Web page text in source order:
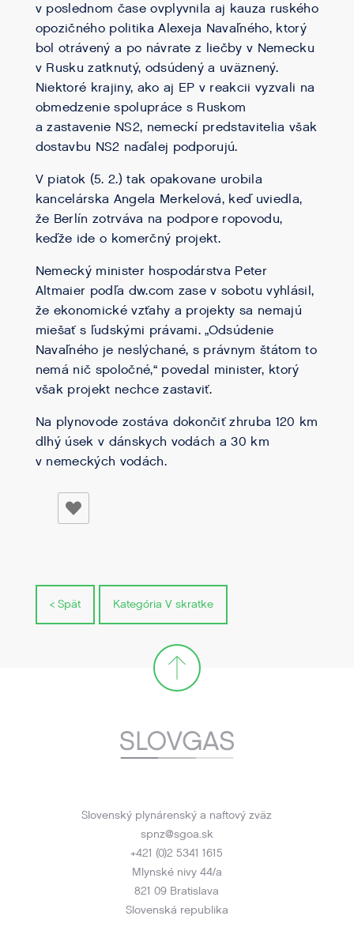
v poslednom čase ovplyvnila aj kauza ruského
opozičného politika Alexeja Navaľného, ktorý
bol otrávený a po návrate z liečby v Nemecku
v Rusku zatknutý, odsúdený a uväznený.
Niektoré krajiny, ako aj EP v reakcii vyzvali na
obmedzenie spolupráce s Ruskom
a zastavenie NS2, nemeckí predstavitelia však
dostavbu NS2 naďalej podporujú.
V piatok (5. 2.) tak opakovane urobila
kancelárska Angela Merkelová, keď uviedla,
že Berlín zotrváva na podpore ropovodu,
keďže ide o komerčný projekt.
Nemecký minister hospodárstva Peter
Altmaier podľa dw.com zase v sobotu vyhlásil,
že ekonomické vzťahy a projekty sa nemajú
miešať s ľudskými právami. „Odsúdenie
Navaľného je neslýchané, s právnym štátom to
nemá nič spoločné,“ povedal minister, ktorý
však projekt nechce zastaviť.
Na plynovode zostáva dokončiť zhruba 120 km
dlhý úsek v dánskych vodách a 30 km
v nemeckých vodách.
< Spät Kategória V skratke
Slovenský plynárenský a naftový zväz
spnz@sgoa.sk
+421 (0)2 5341 1615
Mlynské nivy 44/a
821 09 Bratislava
Slovenská republika